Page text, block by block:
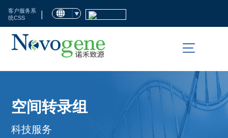
客户服务系
统CSS
|
首
市
场
动
技
服
临
空间转录组
科技服务